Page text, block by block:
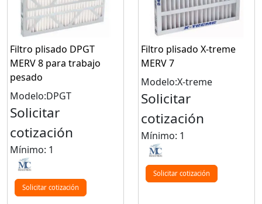
Filtro plisado DPGT
MERV 8 para trabajo
pesado
Modelo:DPGT
Solicitar
cotización
Mínimo: 1
Solicitar cotización
Filtro plisado X-treme
MERV 7
Modelo:X-treme
Solicitar
cotización
Mínimo: 1
Solicitar cotización